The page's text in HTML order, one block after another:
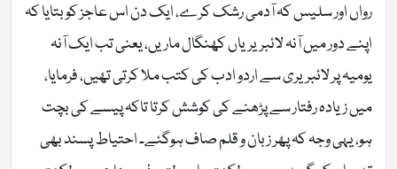
رواں اور سلیس کہ آدمی رشک کرے، ایک دن اس عاجز کو بتایا کہ
اپنے دور میں آنہ لائبریریاں کھنگال ماریں، یعنی تب ایک آنہ
یومیہ پر لائبریری سے اردو ادب کی کتب ملا کرتی تھیں، فرمایا،
میں زیادہ رفتار سے پڑھنے کی کوشش کرتا تاکہ پیسے کی بچت
ہو، یہی وجہ کہ پھر زبان و قلم صاف ہوگئے۔ احتیاط پسند بھی